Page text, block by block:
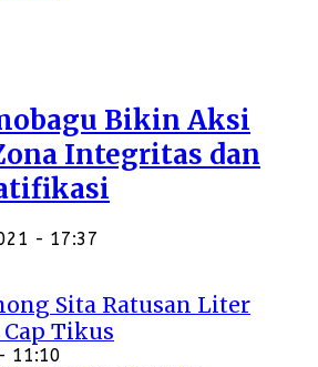
Bikin Aksi
Integritas dan
- 17:37
Sita Ratusan Liter
Tikus
11:10